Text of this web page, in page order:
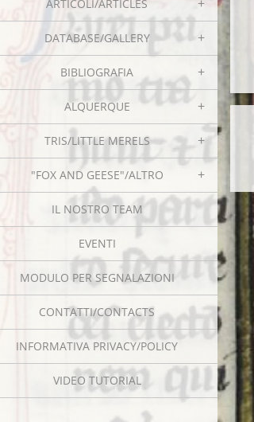
ARTICOLI/ARTICLES
DATABASE/GALLERY
BIBLIOGRAFIA
ALQUERQUE
TRIS/LITTLE MERELS
"FOX AND GEESE"/ALTRO
IL NOSTRO TEAM
EVENTI
MODULO PER SEGNALAZIONI
CONTATTI/CONTACTS
INFORMATIVA PRIVACY/POLICY
VIDEO TUTORIAL